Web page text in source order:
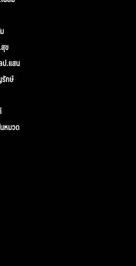
ข
ป.แสน
กษ์
หมวด